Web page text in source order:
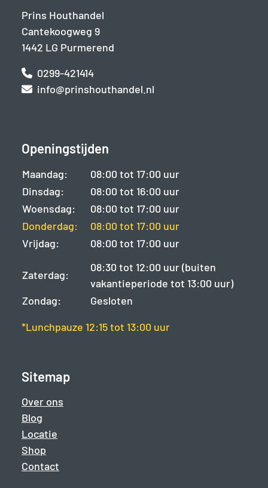
Prins Houthandel
Cantekoogweg 9
1442 LG Purmerend
0299-421414
info@prinshouthandel.nl
Openingstijden
Maandag:
08:00 tot 17:00 uur
Dinsdag:
08:00 tot 16:00 uur
Woensdag:
08:00 tot 17:00 uur
Donderdag:
08:00 tot 17:00 uur
Vrijdag:
08:00 tot 17:00 uur
Zaterdag:
08:30 tot 12:00 uur (buiten
vakantieperiode tot 13:00 uur)
Zondag:
Gesloten
*Lunchpauze 12:15 tot 13:00 uur
Sitemap
Over ons
Blog
Locatie
Shop
Contact